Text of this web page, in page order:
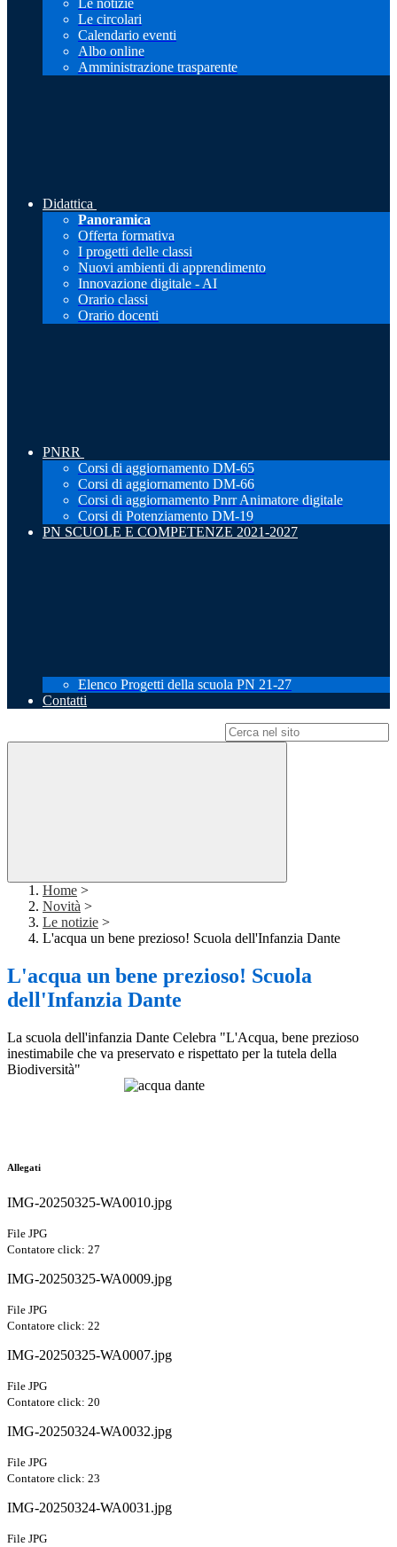
Le notizie
Le circolari
Calendario eventi
Albo online
Amministrazione trasparente
Didattica
Panoramica
Offerta formativa
I progetti delle classi
Nuovi ambienti di apprendimento
Innovazione digitale - AI
Orario classi
Orario docenti
PNRR
Corsi di aggiornamento DM-65
Corsi di aggiornamento DM-66
Corsi di aggiornamento Pnrr Animatore digitale
Corsi di Potenziamento DM-19
PN SCUOLE E COMPETENZE 2021-2027
Elenco Progetti della scuola PN 21-27
Contatti
Home >
Novità >
Le notizie >
L'acqua un bene prezioso! Scuola dell'Infanzia Dante
L'acqua un bene prezioso! Scuola
dell'Infanzia Dante
La scuola dell'infanzia Dante Celebra "L'Acqua, bene prezioso
inestimabile che va preservato e rispettato per la tutela della
Biodiversità"
Allegati
IMG-20250325-WA0010.jpg
File JPG
Contatore click: 27
IMG-20250325-WA0009.jpg
File JPG
Contatore click: 22
IMG-20250325-WA0007.jpg
File JPG
Contatore click: 20
IMG-20250324-WA0032.jpg
File JPG
Contatore click: 23
IMG-20250324-WA0031.jpg
File JPG